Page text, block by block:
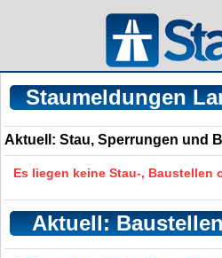
Staumeldungen
Aktuell: Stau, Sperrungen und
Es liegen keine Stau-, Baustellen
Aktuell: